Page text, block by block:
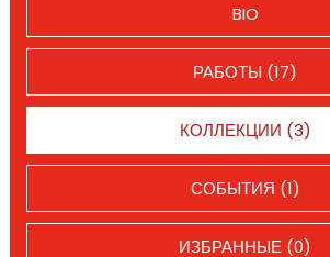
BIO
РАБОТЫ (17)
КОЛЛЕКЦИИ (3)
СОБЫТИЯ (1)
ИЗБРАННЫЕ (0)